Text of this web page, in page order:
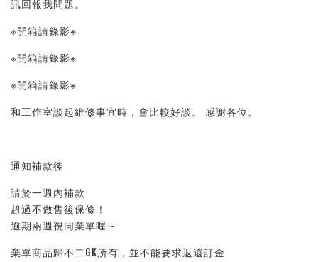
訊回報我問題。
※開箱請錄影※
※開箱請錄影※
※開箱請錄影※
和工作室談起維修事宜時，會比較好談。 感謝各位。
通知補款後
請於一週內補款
超過不做售後保修！
逾期兩週視同棄單喔～
棄單商品歸不二GK所有，並不能要求返還訂金